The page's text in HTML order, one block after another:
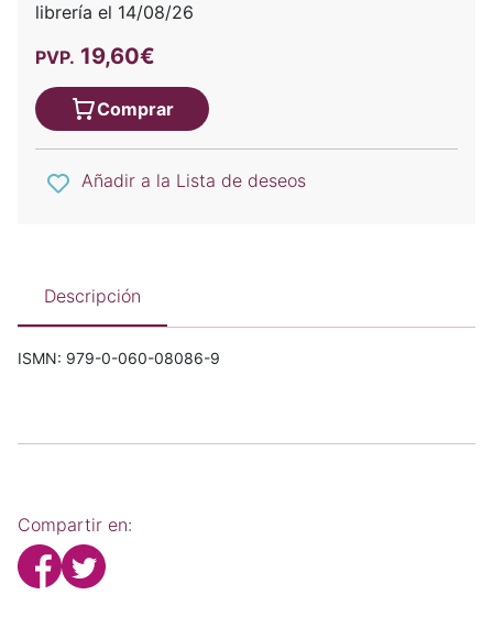
librería el 14/08/26
PVP. 19,60€
Comprar
Añadir a la Lista de deseos
Descripción
ISMN: 979-0-060-08086-9
Compartir en: